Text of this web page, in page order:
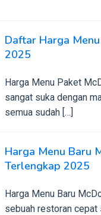
Daftar Harga
2025
Harga Menu Paket
sangat suka dengan
semua sudah […]
Harga Menu Baru
Terlengkap 2025
Harga Menu Baru
sebuah restoran